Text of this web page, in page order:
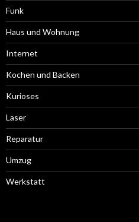
Funk
Haus und Wohnung
Internet
Kochen und Backen
Kurioses
Laser
Reparatur
Umzug
Werkstatt